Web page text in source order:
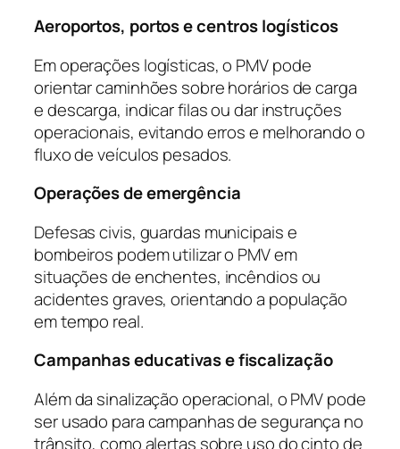
Aeroportos, portos e centros logísticos
Em operações logísticas, o PMV pode
orientar caminhões sobre horários de carga
e descarga, indicar filas ou dar instruções
operacionais, evitando erros e melhorando o
fluxo de veículos pesados.
Operações de emergência
Defesas civis, guardas municipais e
bombeiros podem utilizar o PMV em
situações de enchentes, incêndios ou
acidentes graves, orientando a população
em tempo real.
Campanhas educativas e fiscalização
Além da sinalização operacional, o PMV pode
ser usado para campanhas de segurança no
trânsito, como alertas sobre uso do cinto de